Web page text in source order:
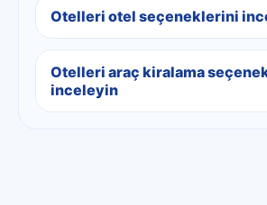
Otelleri otel seçeneklerini
Otelleri araç kiralama
inceleyin